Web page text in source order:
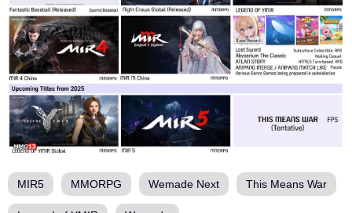
MIR5 MMORPG Wemade Next This Means War